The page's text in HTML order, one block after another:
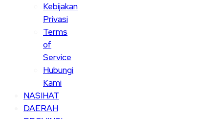
Kebijakan
Privasi
Terms
of
Service
Hubungi
Kami
NASIHAT
DAERAH